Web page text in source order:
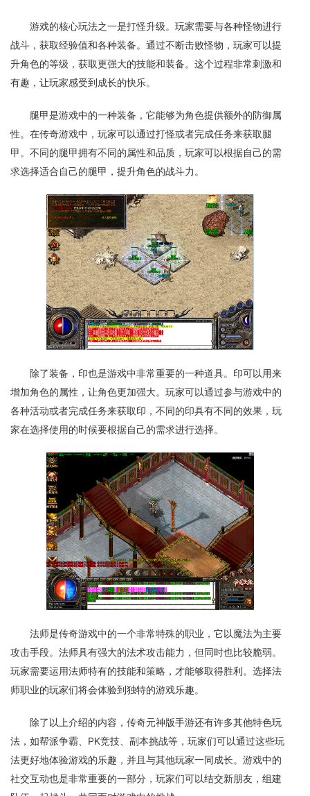
游戏的核心玩法之一是打怪升级。玩家需要与各种怪物进行
战斗，获取经验值和各种装备。通过不断击败怪物，玩家可以提
升角色的等级，获取更强大的技能和装备。这个过程非常刺激和
有趣，让玩家感受到成长的快乐。
腿甲是游戏中的一种装备，它能够为角色提供额外的防御属
性。在传奇游戏中，玩家可以通过打怪或者完成任务来获取腿
甲。不同的腿甲拥有不同的属性和品质，玩家可以根据自己的需
求选择适合自己的腿甲，提升角色的战斗力。
除了装备，印也是游戏中非常重要的一种道具。印可以用来
增加角色的属性，让角色更加强大。玩家可以通过参与游戏中的
各种活动或者完成任务来获取印，不同的印具有不同的效果，玩
家在选择使用的时候要根据自己的需求进行选择。
法师是传奇游戏中的一个非常特殊的职业，它以魔法为主要
攻击手段。法师具有强大的法术攻击能力，但同时也比较脆弱。
玩家需要运用法师特有的技能和策略，才能够取得胜利。选择法
师职业的玩家们将会体验到独特的游戏乐趣。
除了以上介绍的内容，传奇元神版手游还有许多其他特色玩
法，如帮派争霸、PK竞技、副本挑战等，玩家们可以通过这些玩
法更好地体验游戏的乐趣，并且与其他玩家一同成长。游戏中的
社交互动也是非常重要的一部分，玩家们可以结交新朋友，组建